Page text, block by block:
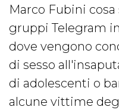
Marco Fubini
gruppi Telegram
dove vengono
di sesso
di adolescenti o
alcune vittime